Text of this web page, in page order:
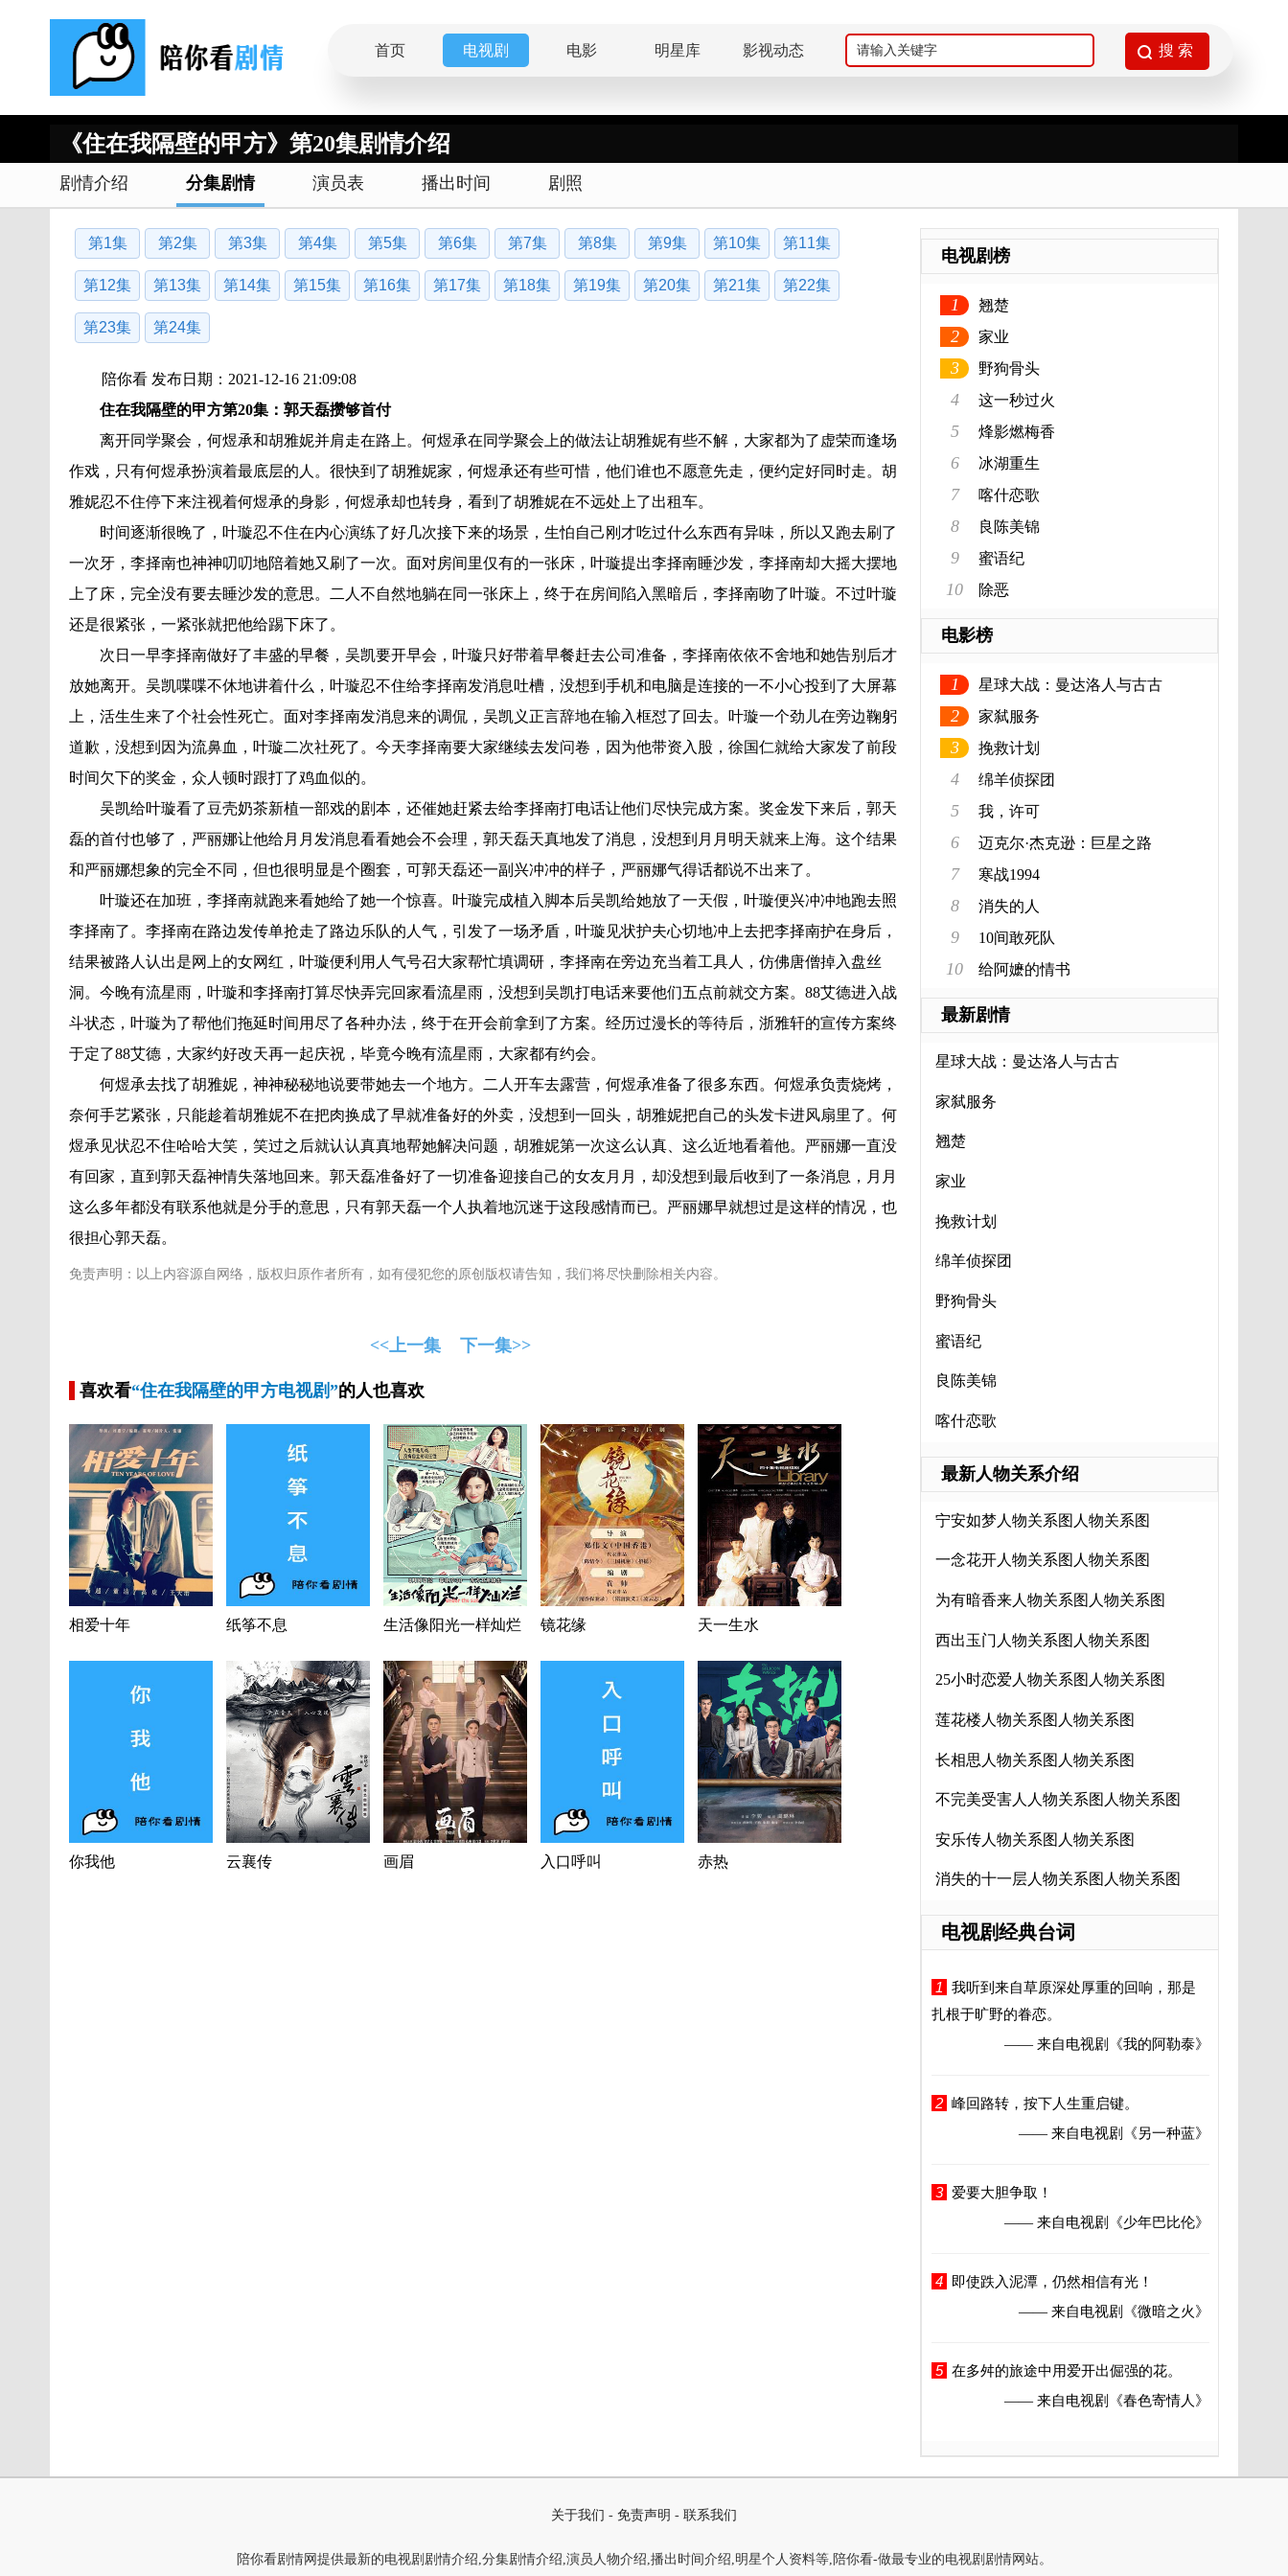
首页 电视剧 电影 明星库 影视动态
《住在我隔壁的甲方》第20集剧情介绍
剧情介绍 分集剧情 演员表 播出时间 剧照
第1集 第2集 第3集 第4集 第5集 第6集 第7集 第8集 第9集 第10集 第11集
第12集 第13集 第14集 第15集 第16集 第17集 第18集 第19集 第20集 第21集 第22集
第23集 第24集
陪你看 发布日期：2021-12-16 21:09:08
住在我隔壁的甲方第20集：郭天磊攒够首付
离开同学聚会，何煜承和胡雅妮并肩走在路上。何煜承在同学聚会上的做法让胡雅妮有些不解，大家都为了虚荣而逢场
作戏，只有何煜承扮演着最底层的人。很快到了胡雅妮家，何煜承还有些可惜，他们谁也不愿意先走，便约定好同时走。胡
雅妮忍不住停下来注视着何煜承的身影，何煜承却也转身，看到了胡雅妮在不远处上了出租车。
时间逐渐很晚了，叶璇忍不住在内心演练了好几次接下来的场景，生怕自己刚才吃过什么东西有异味，所以又跑去刷了
一次牙，李择南也神神叨叨地陪着她又刷了一次。面对房间里仅有的一张床，叶璇提出李择南睡沙发，李择南却大摇大摆地
上了床，完全没有要去睡沙发的意思。二人不自然地躺在同一张床上，终于在房间陷入黑暗后，李择南吻了叶璇。不过叶璇
还是很紧张，一紧张就把他给踢下床了。
次日一早李择南做好了丰盛的早餐，吴凯要开早会，叶璇只好带着早餐赶去公司准备，李择南依依不舍地和她告别后才
放她离开。吴凯喋喋不休地讲着什么，叶璇忍不住给李择南发消息吐槽，没想到手机和电脑是连接的一不小心投到了大屏幕
上，活生生来了个社会性死亡。面对李择南发消息来的调侃，吴凯义正言辞地在输入框怼了回去。叶璇一个劲儿在旁边鞠躬
道歉，没想到因为流鼻血，叶璇二次社死了。今天李择南要大家继续去发问卷，因为他带资入股，徐国仁就给大家发了前段
时间欠下的奖金，众人顿时跟打了鸡血似的。
吴凯给叶璇看了豆壳奶茶新植一部戏的剧本，还催她赶紧去给李择南打电话让他们尽快完成方案。奖金发下来后，郭天
磊的首付也够了，严丽娜让他给月月发消息看看她会不会理，郭天磊天真地发了消息，没想到月月明天就来上海。这个结果
和严丽娜想象的完全不同，但也很明显是个圈套，可郭天磊还一副兴冲冲的样子，严丽娜气得话都说不出来了。
叶璇还在加班，李择南就跑来看她给了她一个惊喜。叶璇完成植入脚本后吴凯给她放了一天假，叶璇便兴冲冲地跑去照
李择南了。李择南在路边发传单抢走了路边乐队的人气，引发了一场矛盾，叶璇见状护夫心切地冲上去把李择南护在身后，
结果被路人认出是网上的女网红，叶璇便利用人气号召大家帮忙填调研，李择南在旁边充当着工具人，仿佛唐僧掉入盘丝
洞。今晚有流星雨，叶璇和李择南打算尽快弄完回家看流星雨，没想到吴凯打电话来要他们五点前就交方案。88艾德进入战
斗状态，叶璇为了帮他们拖延时间用尽了各种办法，终于在开会前拿到了方案。经历过漫长的等待后，浙雅轩的宣传方案终
于定了88艾德，大家约好改天再一起庆祝，毕竟今晚有流星雨，大家都有约会。
何煜承去找了胡雅妮，神神秘秘地说要带她去一个地方。二人开车去露营，何煜承准备了很多东西。何煜承负责烧烤，
奈何手艺紧张，只能趁着胡雅妮不在把肉换成了早就准备好的外卖，没想到一回头，胡雅妮把自己的头发卡进风扇里了。何
煜承见状忍不住哈哈大笑，笑过之后就认认真真地帮她解决问题，胡雅妮第一次这么认真、这么近地看着他。严丽娜一直没
有回家，直到郭天磊神情失落地回来。郭天磊准备好了一切准备迎接自己的女友月月，却没想到最后收到了一条消息，月月
这么多年都没有联系他就是分手的意思，只有郭天磊一个人执着地沉迷于这段感情而已。严丽娜早就想过是这样的情况，也
很担心郭天磊。
免责声明：以上内容源自网络，版权归原作者所有，如有侵犯您的原创版权请告知，我们将尽快删除相关内容。
<<上一集 下一集>>
喜欢看“住在我隔壁的甲方电视剧”的人也喜欢
相爱十年 纸筝不息 生活像阳光一样灿烂 镜花缘 天一生水
你我他 云襄传 画眉 入口呼叫 赤热
电视剧榜
1 翘楚
2 家业
3 野狗骨头
4 这一秒过火
5 烽影燃梅香
6 冰湖重生
7 喀什恋歌
8 良陈美锦
9 蜜语纪
10 除恶
电影榜
1 星球大战：曼达洛人与古古
2 家弑服务
3 挽救计划
4 绵羊侦探团
5 我，许可
6 迈克尔·杰克逊：巨星之路
7 寒战1994
8 消失的人
9 10间敢死队
10 给阿嬷的情书
最新剧情
星球大战：曼达洛人与古古
家弑服务
翘楚
家业
挽救计划
绵羊侦探团
野狗骨头
蜜语纪
良陈美锦
喀什恋歌
最新人物关系介绍
宁安如梦人物关系图人物关系图
一念花开人物关系图人物关系图
为有暗香来人物关系图人物关系图
西出玉门人物关系图人物关系图
25小时恋爱人物关系图人物关系图
莲花楼人物关系图人物关系图
长相思人物关系图人物关系图
不完美受害人人物关系图人物关系图
安乐传人物关系图人物关系图
消失的十一层人物关系图人物关系图
电视剧经典台词
1
我听到来自草原深处厚重的回响，那是
扎根于旷野的眷恋。
—— 来自电视剧
《我的阿勒泰》
2 峰回路转，按下人生重启键。
—— 来自电视剧
《另一种蓝》
3
爱要大胆争取！
—— 来自电视剧
《少年巴比伦》
4
即使跌入泥潭，仍然相信有光！
—— 来自电视剧
《微暗之火》
5 在多舛的旅途中用爱开出倔强的花。
—— 来自电视剧
《春色寄情人》
关于我们 - 免责声明 - 联系我们
陪你看剧情网提供最新的电视剧剧情介绍,分集剧情介绍,演员人物介绍,播出时间介绍,明星个人资料等,陪你看-做最专业的电视剧剧情网站。